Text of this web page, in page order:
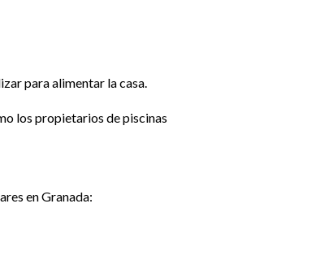
para alimentar la casa.
los propietarios de piscinas
en Granada: